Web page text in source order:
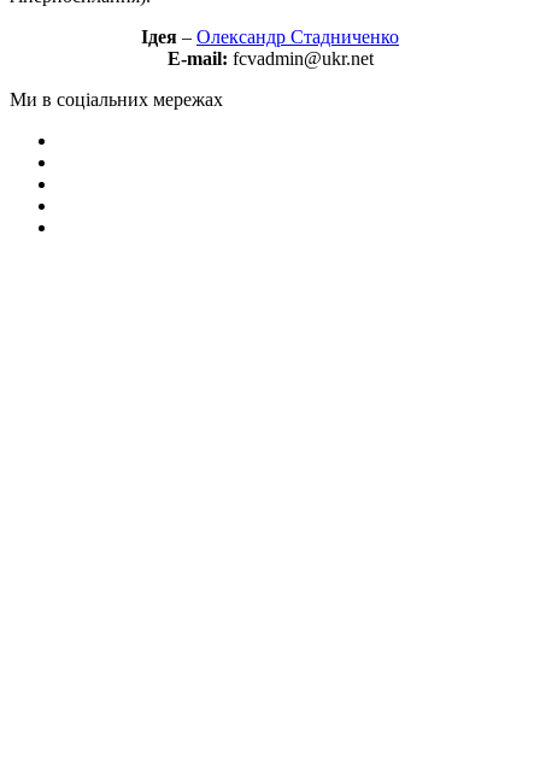
Ідея – Олександр Стадниченко
E-mail: fcvadmin@ukr.net
Ми в соціальних мережах